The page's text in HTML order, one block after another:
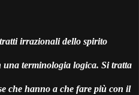
irrazionali dello spirito
una terminologia logica. Si tratta
che hanno a che fare più con il